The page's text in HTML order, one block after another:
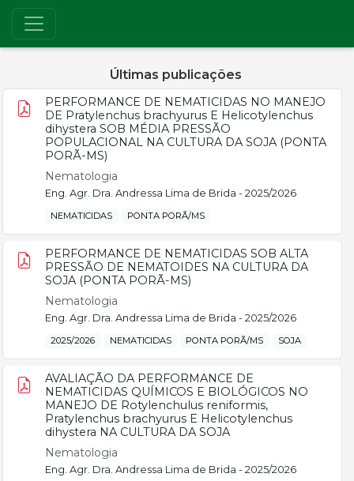
Últimas publicações
PERFORMANCE DE NEMATICIDAS NO MANEJO
DE Pratylenchus brachyurus E Helicotylenchus
dihystera SOB MÉDIA PRESSÃO
POPULACIONAL NA CULTURA DA SOJA (PONTA
PORÃ-MS)
Nematologia
Eng. Agr. Dra. Andressa Lima de Brida - 2025/2026
NEMATICIDAS PONTA PORÃ/MS
PERFORMANCE DE NEMATICIDAS SOB ALTA
PRESSÃO DE NEMATOIDES NA CULTURA DA
SOJA (PONTA PORÃ-MS)
Nematologia
Eng. Agr. Dra. Andressa Lima de Brida - 2025/2026
2025/2026 NEMATICIDAS PONTA PORÃ/MS SOJA
AVALIAÇÃO DA PERFORMANCE DE
NEMATICIDAS QUÍMICOS E BIOLÓGICOS NO
MANEJO DE Rotylenchulus reniformis,
Pratylenchus brachyurus E Helicotylenchus
dihystera NA CULTURA DA SOJA
Nematologia
Eng. Agr. Dra. Andressa Lima de Brida - 2025/2026